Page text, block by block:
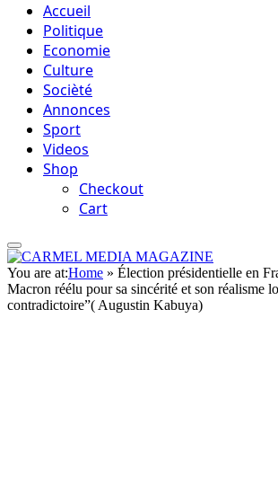
Accueil
Politique
Economie
Culture
Socièté
Annonces
Sport
Videos
Shop
Checkout
Cart
You are at:Home » Élection présidentielle en
Macron réélu pour sa sincérité et son réalisme
contradictoire”( Augustin Kabuya)